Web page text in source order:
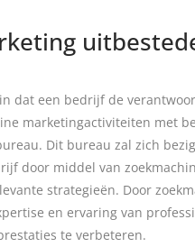
dat een bedrijf de
marketingactiviteiten met
Dit bureau zal zich
door middel van
strategieën. Door
en ervaring van
te verbeteren.